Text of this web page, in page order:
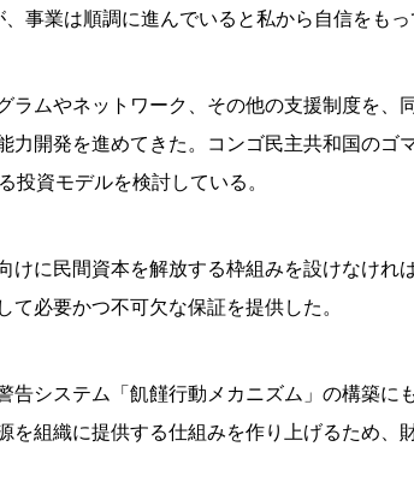
事業は順調に進んでいると私から自信をもっ
ムやネットワーク、その他の支援制度を、
開発を進めてきた。コンゴ民主共和国のゴ
投資モデルを検討している。
に民間資本を解放する枠組みを設けなけれ
必要かつ不可欠な保証を提供した。
システム「飢饉行動メカニズム」の構築に
組織に提供する仕組みを作り上げるため、